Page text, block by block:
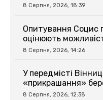
8 Серпня, 2026, 18:39
Опитування Социс
оцінюють
8 Серпня, 2026, 14:26
У передмісті
«прикрашання»
8 Серпня, 2026, 12:38